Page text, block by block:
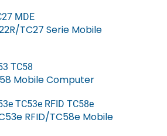
TC27 Serie Mobile
Mobile Computer
RFID/TC58e Mobile